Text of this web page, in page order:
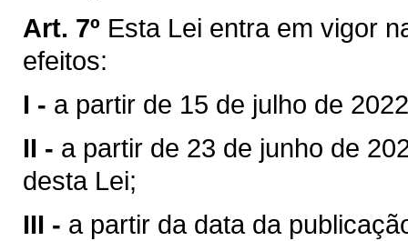
Art. 7º Esta Lei entra em vigor
efeitos:
I - a partir de 15 de julho de
II - a partir de 23 de junho de
desta Lei;
III - a partir da data da